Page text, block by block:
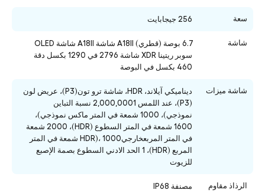
سعة 256 جيجابايت
شاشة
6.7 بوصة (قطري) A18ll شاشة A18ll شاشة OLED
سوبر ريتينا XDR شاشة 2796 في 1290 بكسل دقة
460 بكسل في البوصة
شاشة ميزات
ديناميكي آيلاند، HDR، شاشة ترو تون(P3)، عريض لون
(P3)، عند اللمس 2,000,0001 نسبة التباين
نموذجي)، 1000 شمعة في المتر ماكس نموذجي)،
1600 شمعة في المتر السطوع (HDR)، 2000 شمعة
في المتر المربعخارجيHDR)، 1000 شمعة في المتر
المربع (HDR)، 1 الحد الادني السطوع بصمة الإصبع
للزيوت
الرذاذ مقاوم
مصنفة IP68